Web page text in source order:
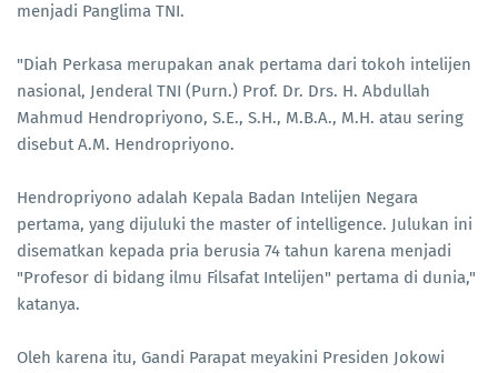
menjadi Panglima TNI.
"Diah Perkasa merupakan anak pertama dari tokoh intelijen
nasional, Jenderal TNI (Purn.) Prof. Dr. Drs. H. Abdullah
Mahmud Hendropriyono, S.E., S.H., M.B.A., M.H. atau sering
disebut A.M. Hendropriyono.
Hendropriyono adalah Kepala Badan Intelijen Negara
pertama, yang dijuluki the master of intelligence. Julukan ini
disematkan kepada pria berusia 74 tahun karena menjadi
"Profesor di bidang ilmu Filsafat Intelijen" pertama di dunia,"
katanya.
Oleh karena itu, Gandi Parapat meyakini Presiden Jokowi